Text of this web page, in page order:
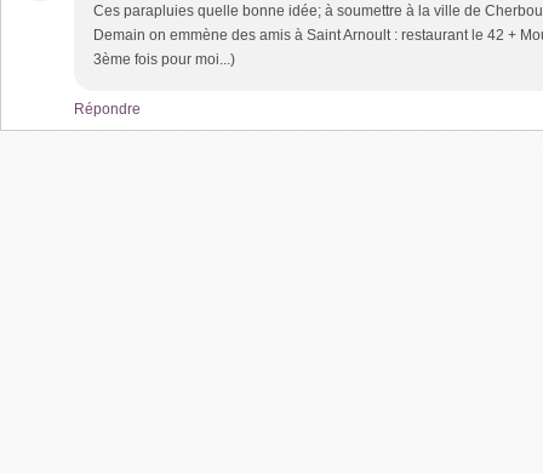
Ces parapluies quelle bonne idée; à soumettre à la ville de
Demain on emmène des amis à Saint Arnoult : restaurant le 42 +
3ème fois pour moi...)
Répondre